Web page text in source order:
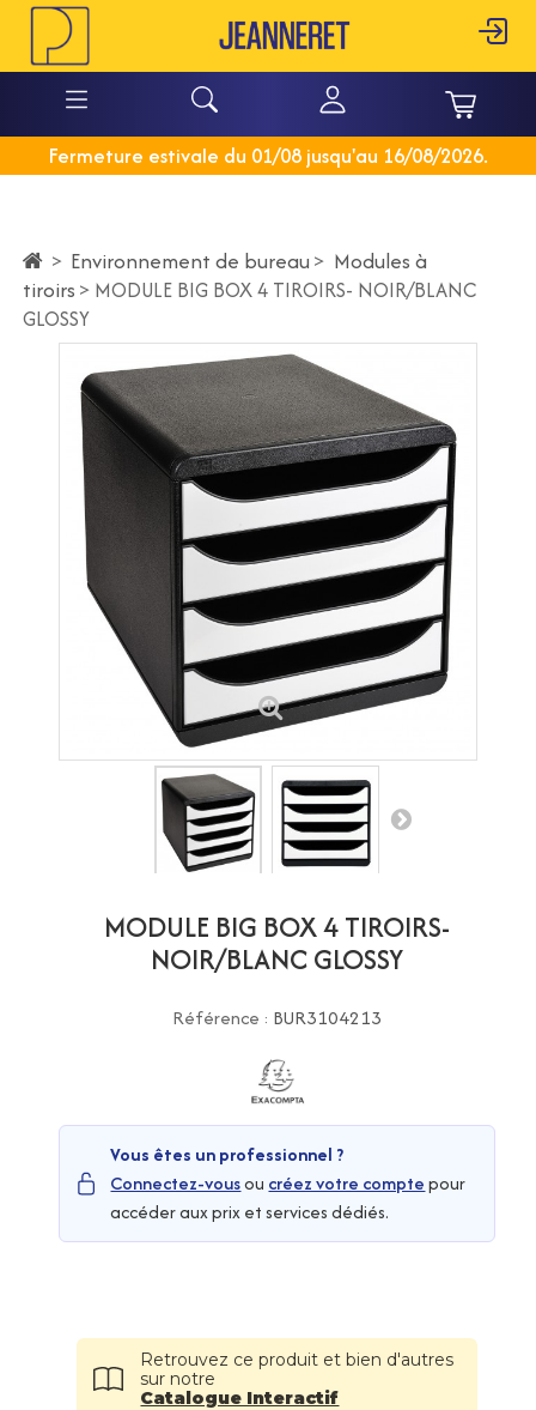
Fermeture estivale du 01/08 jusqu'au 16/08/2026.
> Environnement de bureau > Modules à
tiroirs > MODULE BIG BOX 4 TIROIRS- NOIR/BLANC
GLOSSY
MODULE BIG BOX 4 TIROIRS-
NOIR/BLANC GLOSSY
Référence : BUR3104213
Vous êtes un professionnel ?
Connectez-vousou créez votre comptepour
accéder aux prix et services dédiés.
Retrouvez ce produit et bien d'autres
sur notre
Catalogue Interactif